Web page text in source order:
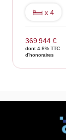
x 4
369 944 €
dont 4.8% TTC
d'honoraires